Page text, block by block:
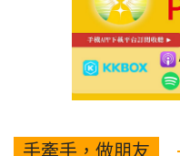
手牽手，做朋友